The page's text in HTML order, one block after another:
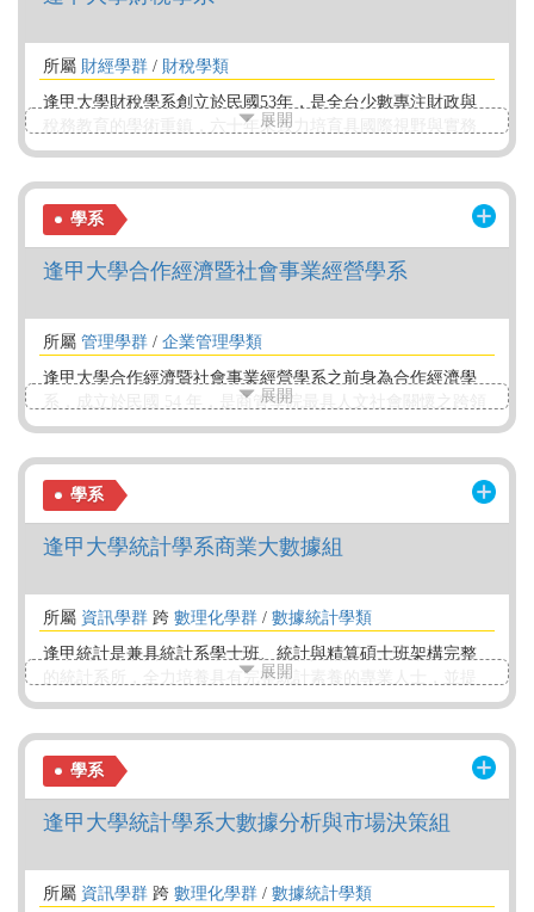
所屬 財經學群 / 財稅學類
逢甲大學財稅學系創立於民國53年，是全台少數專注財政與
稅務教育的學術重鎮，六十年來致力培育具國際視野與實務
能力的專業人才。課程融合租稅法、財政學、國際租稅等核
通過2019與2023年續審，為中部財經教育的標竿。不論你未
來志在稅務官、會計師、財務長或銀行主管，我們將是你職
涯起飛的起點！
展開
學系
逢甲大學合作經濟暨社會事業經營學系
所屬 管理學群 / 企業管理學類
逢甲大學合作經濟暨社會事業經營學系之前身為合作經濟學
系，成立於民國 54 年，是商管學院最具人文社會關懷之跨領
域整合學系；本系以培育具有社會企業責任之社會企業經營
領域專業核心課程為基礎，組成本系三合一專業課程架構，
並因應國內外環境變遷與時代需求，進一步朝特色經營管理
與永續發展邁進。
展開
學系
逢甲大學統計學系商業大數據組
所屬 資訊學群 跨 數理化學群 / 數據統計學類
逢甲統計是兼具統計系學士班、統計與精算碩士班架構完整
的統計系所，全力培養具有完整統計素養的專業人士，並提
供不斷高深學習的學程與環境。大學部、碩士班課程以多項
【計量財務】學程，導引並鼓勵同學進行跨系修課，提供學
生就業或深造諮詢，確保在校學習多樣與彈性，因應瞬息萬
變的網路通訊時代。
展開
學系
逢甲大學統計學系大數據分析與市場決策組
所屬 資訊學群 跨 數理化學群 / 數據統計學類